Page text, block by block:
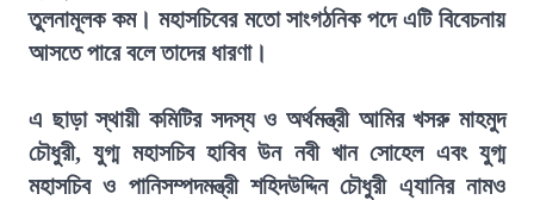
তুলনামূলক কম। মহাসচিবের মতো সাংগঠনিক পদে এটি বিবেচনায়
আসতে পারে বলে তাদের ধারণা।
এ ছাড়া স্থায়ী কমিটির সদস্য ও অর্থমন্ত্রী আমির খসরু মাহমুদ
চৌধুরী, যুগ্ম মহাসচিব হাবিব উন নবী খান সোহেল এবং যুগ্ম
মহাসচিব ও পানিসম্পদমন্ত্রী শহিদউদ্দিন চৌধুরী এ্যানির নামও